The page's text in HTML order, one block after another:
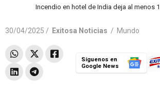
Incendio en hotel de India deja al menos
30/04/2025 / Exitosa Noticias / Mundo
Síguenos en
Google News